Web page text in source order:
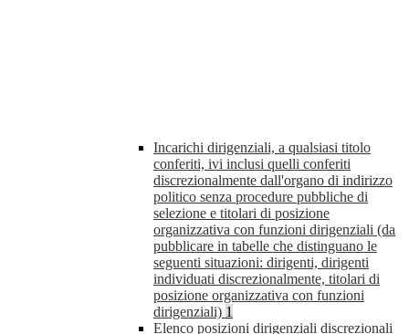
Incarichi dirigenziali, a qualsiasi titolo
conferiti, ivi inclusi quelli conferiti
discrezionalmente dall'organo di indirizzo
politico senza procedure pubbliche di
selezione e titolari di posizione
organizzativa con funzioni dirigenziali (da
pubblicare in tabelle che distinguano le
seguenti situazioni: dirigenti, dirigenti
individuati discrezionalmente, titolari di
posizione organizzativa con funzioni
dirigenziali) 1
Elenco posizioni dirigenziali discrezionali